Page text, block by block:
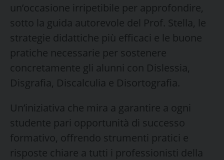
un’occasione irripetibile per approfondire,
sotto la guida autorevole del Prof. Stella, le
strategie didattiche più efficaci e le buone
pratiche necessarie per sostenere
concretamente gli alunni con Dislessia,
Disgrafia, Discalculia e Disortografia.
​Un’iniziativa che mira a garantire a ogni
studente pari opportunità di successo
formativo, offrendo strumenti pratici e
risposte chiare a tutti i professionisti della